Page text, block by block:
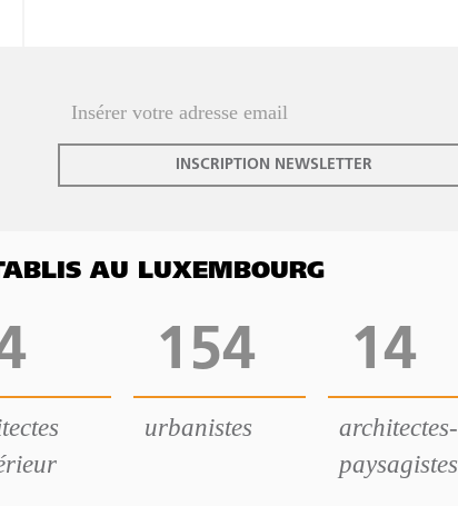
INSCRIPTION NEWSLETTER
AU LUXEMBOURG
154
urbanistes
14
architectes-
paysagistes